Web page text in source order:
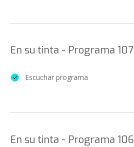
En su tinta - Programa 107
Escuchar programa
En su tinta - Programa 106